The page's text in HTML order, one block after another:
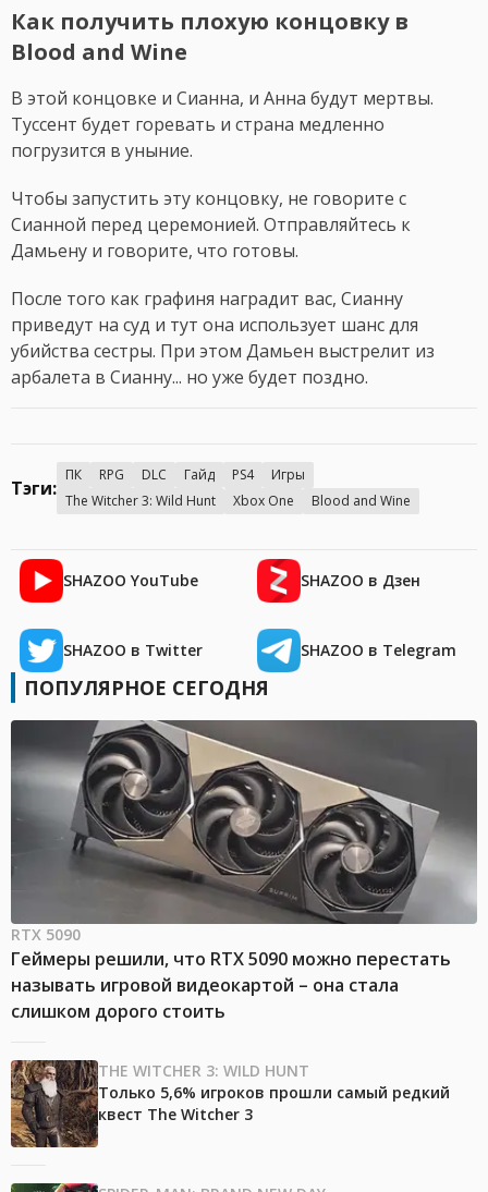
Как получить плохую концовку в
Blood and Wine
В этой концовке и Сианна, и Анна будут мертвы.
Туссент будет горевать и страна медленно
погрузится в уныние.
Чтобы запустить эту концовку, не говорите с
Сианной перед церемонией. Отправляйтесь к
Дамьену и говорите, что готовы.
После того как графиня наградит вас, Сианну
приведут на суд и тут она использует шанс для
убийства сестры. При этом Дамьен выстрелит из
арбалета в Сианну... но уже будет поздно.
Тэги:
ПК RPG DLC Гайд PS4
Игры
The Witcher 3: Wild Hunt
Xbox One Blood and Wine
SHAZOO YouTube SHAZOO в Дзен
SHAZOO в Twitter SHAZOO в Telegram
ПОПУЛЯРНОЕ СЕГОДНЯ
RTX 5090
Геймеры решили, что RTX 5090 можно перестать
называть игровой видеокартой – она стала
слишком дорого стоить
THE WITCHER 3: WILD HUNT
Только 5,6% игроков прошли самый редкий
квест The Witcher 3